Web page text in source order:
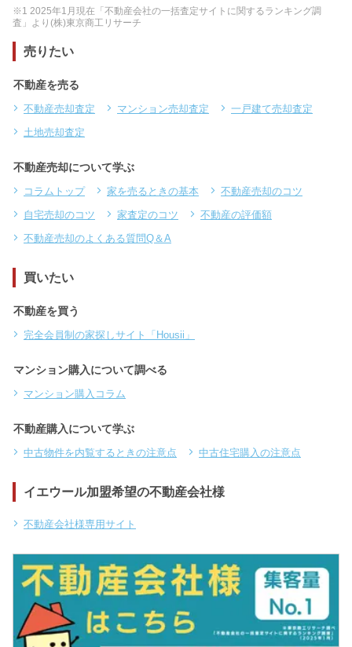
※1 2025年1月現在「不動産会社の一括査定サイトに関するランキング調
査」より(株)東京商工リサーチ
売りたい
不動産を売る
不動産売却査定 マンション売却査定
一戸建て売却査定
土地売却査定
不動産売却について学ぶ
コラムトップ 家を売るときの基本
不動産売却のコツ
自宅売却のコツ
家査定のコツ
不動産の評価額
不動産売却のよくある質問Q＆A
買いたい
不動産を買う
完全会員制の家探しサイト「Housii」
マンション購入について調べる
マンション購入コラム
不動産購入について学ぶ
中古物件を内覧するときの注意点 中古住宅購入の注意点
イエウール加盟希望の不動産会社様
不動産会社様専用サイト